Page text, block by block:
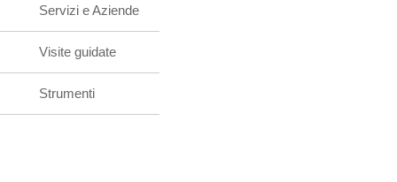
Servizi e Aziende
Visite guidate
Strumenti